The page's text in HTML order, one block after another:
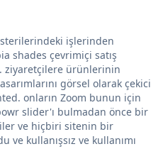
işlerinden
shades çevrimiçi satış
ziyaretçilere ürünlerinin
görsel olarak çekici
onların Zoom bunun için
slider'ı bulmadan önce bir
ve hiçbiri sitenin bir
ve kullanışsız ve kullanımı